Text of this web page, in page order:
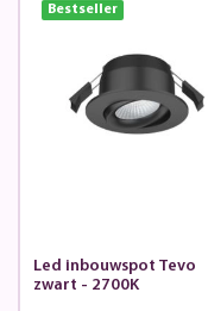
Bestseller
Led inbouwspot Tevo
zwart - 2700K